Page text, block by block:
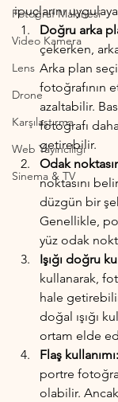
Fotoğraf Makinesi
Video Kamera
Lens
Drone
Karşılaştırma
Web Yayıncılığı
Sinema & TV
ipuçlarını
Doğru arka
çekerken,
Arka plan
fotoğrafının
azaltabilir.
fotoğrafı
getirebilir.
Odak
noktasını
düzgün bir
Genellikle,
yüz odak
Işığı doğru
kullanarak,
hale
doğal ışığı
ortam elde
Flaş kullanımı:
portre
olabilir.